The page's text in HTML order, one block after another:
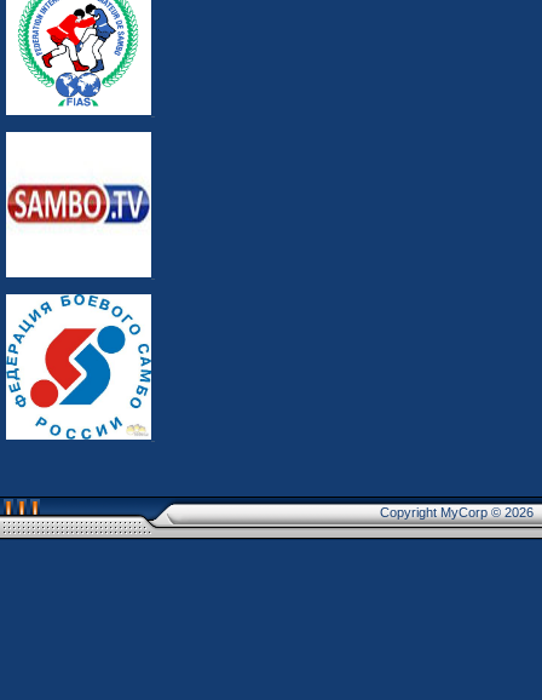
Copyright MyCorp © 2026